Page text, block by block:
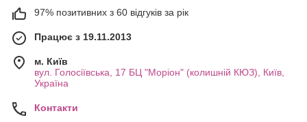
97% позитивних з 60 відгуків за рік
Працює з 19.11.2013
м. Київ
вул. Голосіївська, 17 БЦ "Моріон" (колишній КЮЗ), Київ,
Україна
Контакти